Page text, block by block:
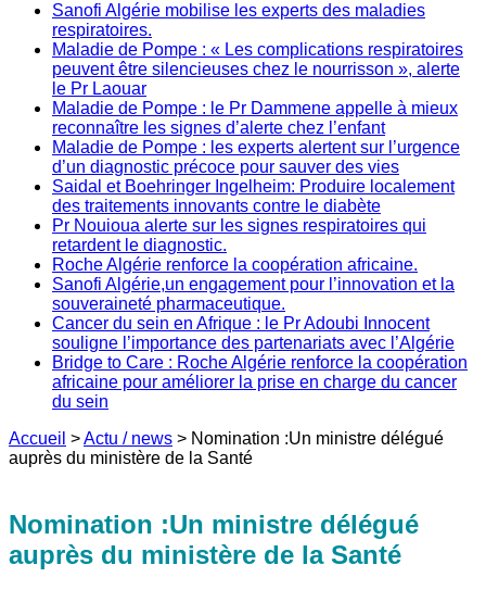
Sanofi Algérie mobilise les experts des maladies
respiratoires.
Maladie de Pompe : « Les complications respiratoires
peuvent être silencieuses chez le nourrisson », alerte
le Pr Laouar
Maladie de Pompe : le Pr Dammene appelle à mieux
reconnaître les signes d’alerte chez l’enfant
Maladie de Pompe : les experts alertent sur l’urgence
d’un diagnostic précoce pour sauver des vies
Saidal et Boehringer Ingelheim: Produire localement
des traitements innovants contre le diabète
Pr Nouioua alerte sur les signes respiratoires qui
retardent le diagnostic.
Roche Algérie renforce la coopération africaine.
Sanofi Algérie,un engagement pour l’innovation et la
souveraineté pharmaceutique.
Cancer du sein en Afrique : le Pr Adoubi Innocent
souligne l’importance des partenariats avec l’Algérie
Bridge to Care : Roche Algérie renforce la coopération
africaine pour améliorer la prise en charge du cancer
du sein
Accueil >Actu / news > Nomination :Un ministre délégué
auprès du ministère de la Santé
Nomination :Un ministre délégué
auprès du ministère de la Santé